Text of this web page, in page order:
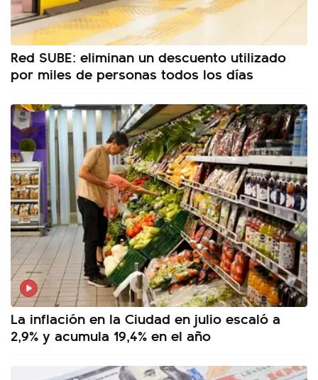
Red SUBE: eliminan un descuento utilizado
por miles de personas todos los días
La inflación en la Ciudad en julio escaló a
2,9% y acumula 19,4% en el año